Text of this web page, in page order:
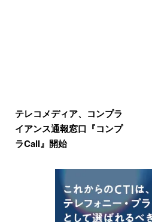
テレコメディア、コンプラ
イアンス通報窓口『コンプ
ラCall』開始